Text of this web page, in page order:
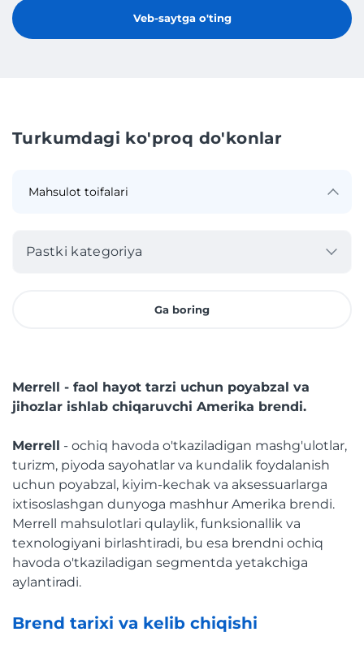
Veb-saytga o'ting
Turkumdagi ko'proq do'konlar
Pastki kategoriya
Ga boring
Merrell - faol hayot tarzi uchun poyabzal va
jihozlar ishlab chiqaruvchi Amerika brendi.
Merrell - ochiq havoda o'tkaziladigan mashg'ulotlar,
turizm, piyoda sayohatlar va kundalik foydalanish
uchun poyabzal, kiyim-kechak va aksessuarlarga
ixtisoslashgan dunyoga mashhur Amerika brendi.
Merrell mahsulotlari qulaylik, funksionallik va
texnologiyani birlashtiradi, bu esa brendni ochiq
havoda o'tkaziladigan segmentda yetakchiga
aylantiradi.
Brend tarixi va kelib chiqishi